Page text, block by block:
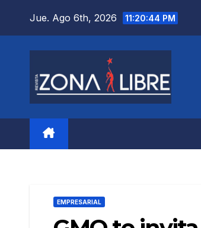
Jue. Ago 6th, 2026 11:20:46 PM
EMPRESARIAL